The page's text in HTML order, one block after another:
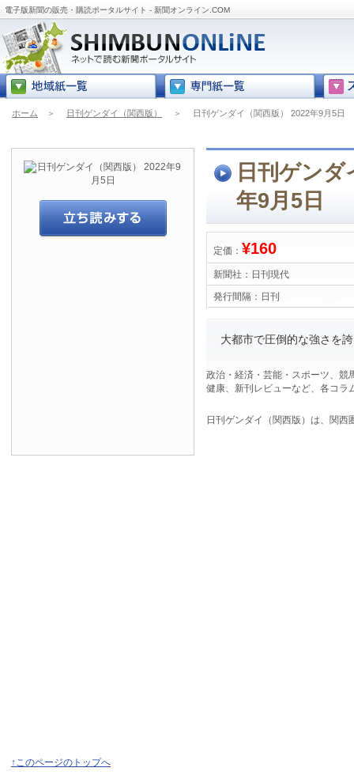
電子版新聞の販売・購読ポータルサイト - 新聞オンライン.COM
ホーム ＞ 日刊ゲンダイ（関西版） ＞ 日刊ゲンダイ（関西版） 2022年9月5日
日刊ゲン
年9月5日
定価： ¥160
新聞社： 日刊現代
発行間隔： 日刊
大都市で圧倒的な強さを
政治・経済・芸能・スポーツ、競
健康、新刊レビューなど、各コラ
日刊ゲンダイ（関西版）は、関
↑このページのトップへ